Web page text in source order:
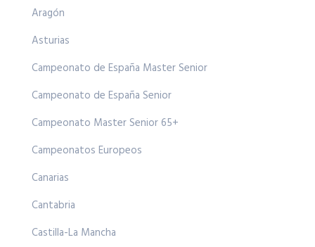
Aragón
Asturias
Campeonato de España Master Senior
Campeonato de España Senior
Campeonato Master Senior 65+
Campeonatos Europeos
Canarias
Cantabria
Castilla-La Mancha